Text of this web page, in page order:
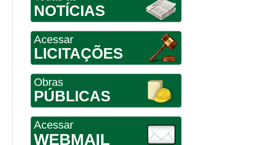
NOTÍCIAS
Acessar
LICITAÇÕES
Obras
PÚBLICAS
Acessar
WEBMAIL